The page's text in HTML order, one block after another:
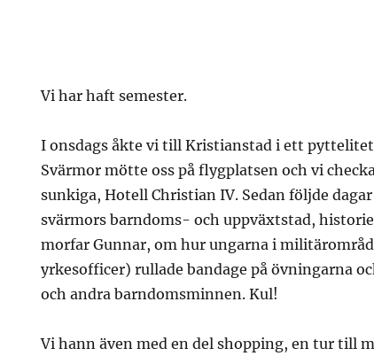
Vi har haft semester.
I onsdags åkte vi till Kristianstad i ett
Svärmor mötte oss på flygplatsen och vi
sunkiga, Hotell Christian IV. Sedan följde
svärmors barndoms- och uppväxtstad,
morfar Gunnar, om hur ungarna i
yrkesofficer) rullade bandage på övningarna
och andra barndomsminnen. Kul!
Vi hann även med en del shopping, en tur till